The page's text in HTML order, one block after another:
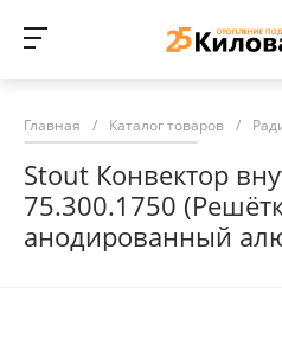
Главная / Каталог товаров /
Stout Конвектор
75.300.1750
анодированный